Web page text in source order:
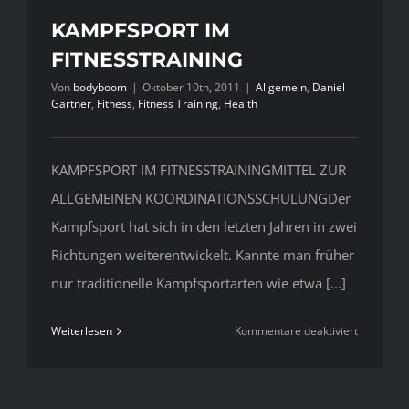
KAMPFSPORT IM
FITNESSTRAINING
Von bodyboom | Oktober 10th, 2011 | Allgemein, Daniel
Gärtner, Fitness, Fitness Training, Health
KAMPFSPORT IM FITNESSTRAININGMITTEL ZUR
ALLGEMEINEN KOORDINATIONSSCHULUNGDer
Kampfsport hat sich in den letzten Jahren in zwei
Richtungen weiterentwickelt. Kannte man früher
nur traditionelle Kampfsportarten wie etwa [...]
Weiterlesen Kommentare deaktiviertfür